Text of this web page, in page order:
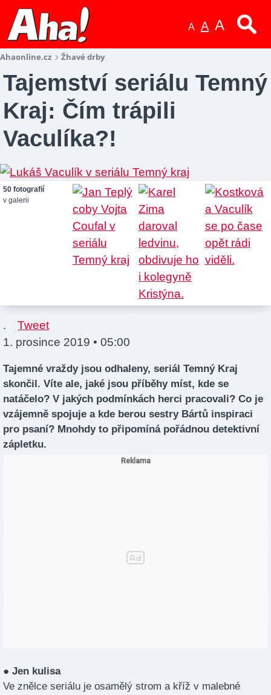
A A A
Ahaonline.cz Žhavé drby
Tajemství seriálu Temný
Kraj: Čím trápili
Vaculíka?!
50 fotografií
v galerii
.
Tweet
1. prosince 2019 • 05:00
Tajemné vraždy jsou odhaleny, seriál Temný Kraj
skončil. Víte ale, jaké jsou příběhy míst, kde se
natáčelo? V jakých podmínkách herci pracovali? Co je
vzájemně spojuje a kde berou sestry Bártů inspiraci
pro psaní? Mnohdy to připomíná pořádnou detektivní
zápletku.
● Jen kulisa
Ve znělce seriálu je osamělý strom a kříž v malebné